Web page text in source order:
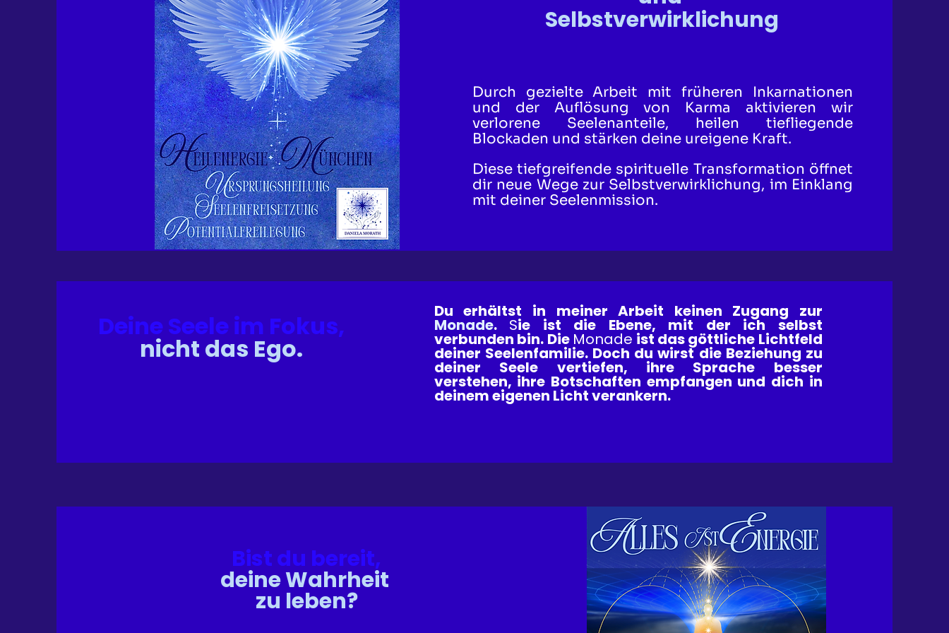
Selbstverwirklichung
Durch gezielte Arbeit mit früheren Inkarnationen
und der Auflösung von Karma aktivieren wir
verlorene Seelenanteile, heilen tiefliegende
Blockaden und stärken deine ureigene Kraft.
Diese tiefgreifende spirituelle Transformation öffnet
dir neue Wege zur Selbstverwirklichung, im Einklang
mit deiner Seelenmission.
Deine Seele im Fokus,
nicht das Ego.
Du erhältst in meiner Arbeit keinen Zugang zur
Monade. Sie ist die Ebene, mit der ich selbst
verbunden bin. Die Monade ist das göttliche Lichtfeld
deiner Seelenfamilie. Doch du wirst die Beziehung zu
deiner Seele vertiefen, ihre Sprache besser
verstehen, ihre Botschaften empfangen und dich in
deinem eigenen Licht verankern.
Bist du bereit,
deine Wahrheit
zu leben?